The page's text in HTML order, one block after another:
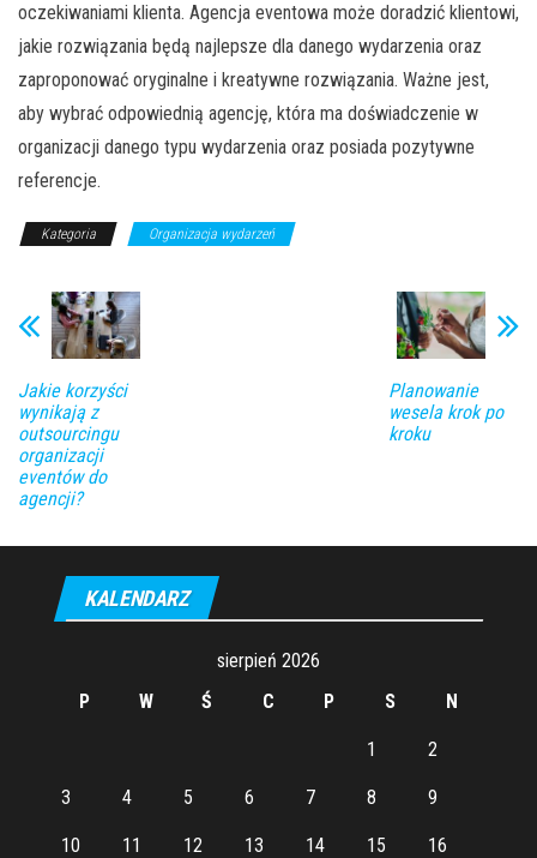
oczekiwaniami klienta. Agencja eventowa może doradzić klientowi,
jakie rozwiązania będą najlepsze dla danego wydarzenia oraz
zaproponować oryginalne i kreatywne rozwiązania. Ważne jest,
aby wybrać odpowiednią agencję, która ma doświadczenie w
organizacji danego typu wydarzenia oraz posiada pozytywne
referencje.
Kategoria Organizacja wydarzeń
Jakie korzyści
wynikają z
outsourcingu
organizacji
eventów do
agencji?
Planowanie
wesela krok po
kroku
KALENDARZ
sierpień 2026
P
W Ś C P S N
1 2
3 4 5 6 7 8 9
10 11 12 13 14 15 16